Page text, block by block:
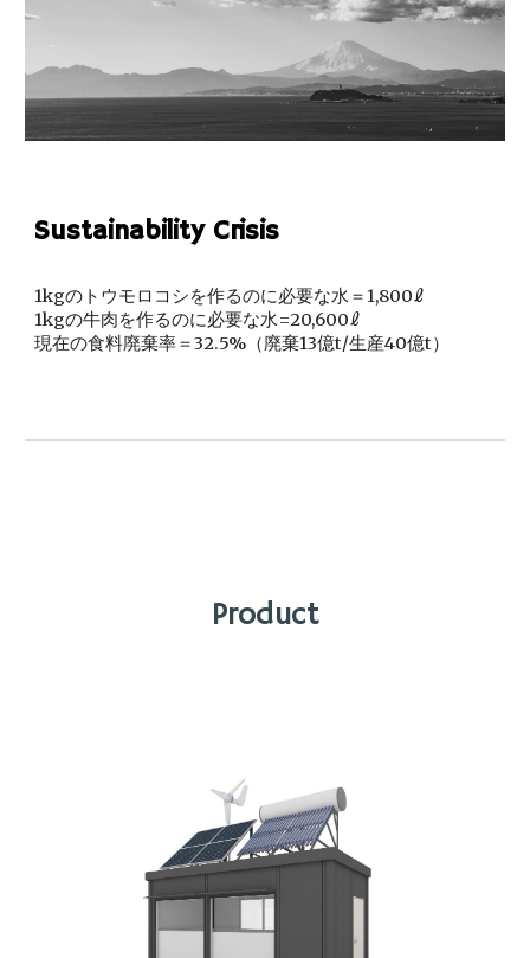
Sustainability Crisis
1kgのトウモロコシを作るのに必要な水＝1,800ℓ
1kgの牛肉を作るのに必要な水=20,600ℓ
現在の食料廃棄率＝32.5%（廃棄13億t/生産40億t）
Product